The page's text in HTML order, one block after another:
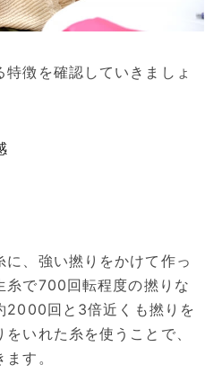
徴を確認していきましょ
、強い撚りをかけて作っ
糸で700回転程度の撚りな
2000回と3倍近くも撚りを
いれた糸を使うことで、
す。